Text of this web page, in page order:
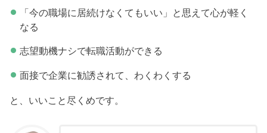
「今の職場に居続けなくてもいい」と思えて心が軽く
なる
志望動機ナシで転職活動ができる
面接で企業に勧誘されて、わくわくする
と、いいこと尽くめです。